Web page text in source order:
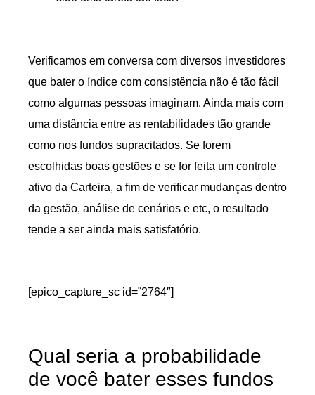
Verificamos em conversa com diversos investidores
que bater o índice com consistência não é tão fácil
como algumas pessoas imaginam. Ainda mais com
uma distância entre as rentabilidades tão grande
como nos fundos supracitados. Se forem
escolhidas boas gestões e se for feita um controle
ativo da Carteira, a fim de verificar mudanças dentro
da gestão, análise de cenários e etc, o resultado
tende a ser ainda mais satisfatório.
[epico_capture_sc id=”2764″]
Qual seria a probabilidade
de você bater esses fundos